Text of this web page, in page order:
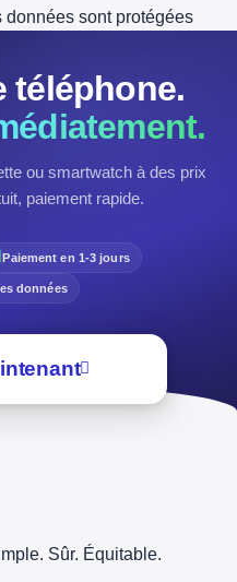
données sont protégées
téléphone.
ou smartwatch à des prix
paiement rapide.
Paiement en 1-3 jours
données
Sûr. Équitable.